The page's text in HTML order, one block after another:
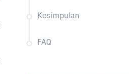
Kesimpulan
FAQ